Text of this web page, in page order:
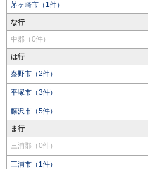
茅ヶ崎市（1件）
な行
中郡（0件）
は行
秦野市（2件）
平塚市（3件）
藤沢市（5件）
ま行
三浦郡（0件）
三浦市（1件）